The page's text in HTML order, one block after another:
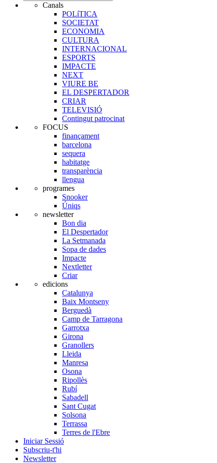
Canals
POLíTICA
SOCIETAT
ECONOMIA
CULTURA
INTERNACIONAL
ESPORTS
IMPACTE
NEXT
VIURE BE
EL DESPERTADOR
CRIAR
TELEVISIÓ
Contingut patrocinat
FOCUS
finançament
barcelona
sequera
habitatge
transparència
llengua
programes
Snooker
Úniqs
newsletter
Bon dia
El Despertador
La Setmanada
Sopa de dades
Impacte
Nextletter
Criar
edicions
Catalunya
Baix Montseny
Berguedà
Camp de Tarragona
Garrotxa
Girona
Granollers
Lleida
Manresa
Osona
Ripollès
Rubí
Sabadell
Sant Cugat
Solsona
Terrassa
Terres de l'Ebre
Iniciar Sessió
Subscriu-t'hi
Newsletter